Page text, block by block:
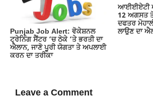
Punjab Job Alert: ਵੋਕੇਸ਼ਨਲ
ਟ੍ਰੇਨਿੰਗ ਸੈਂਟਰ ‘ਚ ਠੇਕੇ ‘ਤੇ ਭਰਤੀ ਦਾ
ਐਲਾਨ, ਜਾਣੋ ਪੂਰੀ ਯੋਗਤਾ ਤੇ ਅਪਲਾਈ
ਕਰਨ ਦਾ ਤਰੀਕਾ
ਆਈਈਏਟੀ
12 ਅਗਸਤ
ਦਫਤਰ
ਲਾਉਣ ਦਾ
Leave a Comment